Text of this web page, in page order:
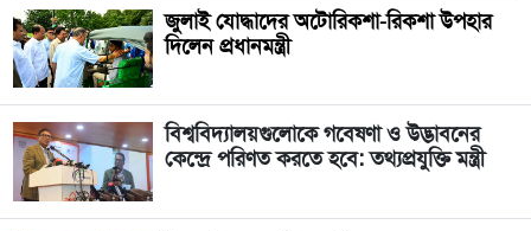
জুলাই যোদ্ধাদের অটোরিকশা-রিকশা উপহার
দিলেন প্রধানমন্ত্রী
বিশ্ববিদ্যালয়গুলোকে গবেষণা ও উদ্ভাবনের
কেন্দ্রে পরিণত করতে হবে: তথ্যপ্রযুক্তি মন্ত্রী